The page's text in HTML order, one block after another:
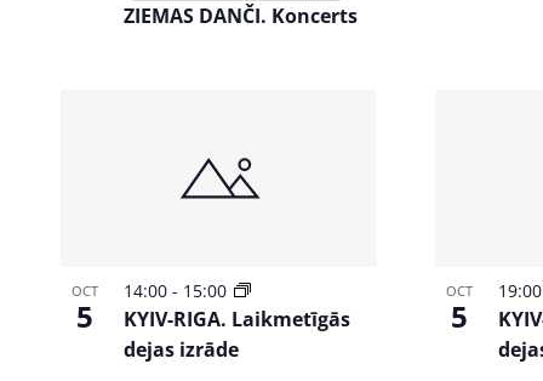
ZIEMAS DANČI. Koncerts
OCT
5
KYIV-RIGA. Laikmetīgās
dejas izrāde
14:00 - 15:00 OCT
5